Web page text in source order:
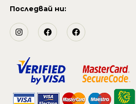
Последвай ни: